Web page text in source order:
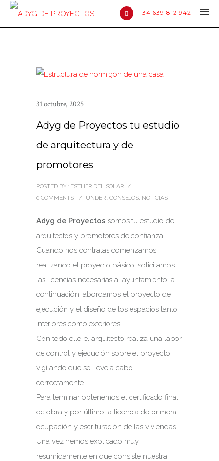
+34 639 812 942
31 octubre, 2025
Adyg de Proyectos tu estudio
de arquitectura y de
promotores
POSTED BY : ESTHER DEL SOLAR /
0 COMMENTS
/ UNDER : CONSEJOS, NOTICIAS
Adyg de Proyectos somos tu estudio de
arquitectos y promotores de confianza.
Cuando nos contratas comenzamos
realizando el proyecto básico, solicitamos
las licencias necesarias al ayuntamiento, a
continuación, abordamos el proyecto de
ejecución y el diseño de los espacios tanto
interiores como exteriores.
Con todo ello el arquitecto realiza una labor
de control y ejecución sobre el proyecto,
vigilando que se lleve a cabo
correctamente.
Para terminar obtenemos el certificado final
de obra y por último la licencia de primera
ocupación y escrituración de las viviendas.
Una vez hemos explicado muy
resumidamente en que consiste nuestra